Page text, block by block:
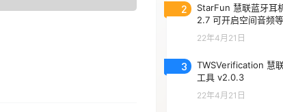
2
StarFun 慧联蓝牙耳机连接管理工具 v.1.
2.7 可开启空间音频
22年4月21日
3
TWSVerification 慧
工具 v2.0.3
22年4月21日